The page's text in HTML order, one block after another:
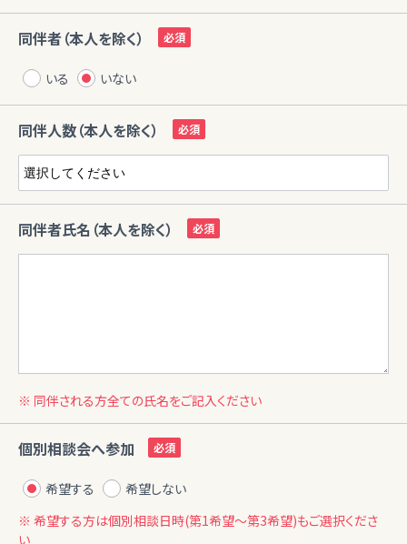
同伴者（本人を除く）
いる いない
同伴人数（本人を除く）
同伴者氏名（本人を除く）
※ 同伴される方全ての氏名をご記入ください
個別相談会へ参加
希望する
希望しない
※ 希望する方は個別相談日時(第1希望〜第3希望)もご選択くださ
い